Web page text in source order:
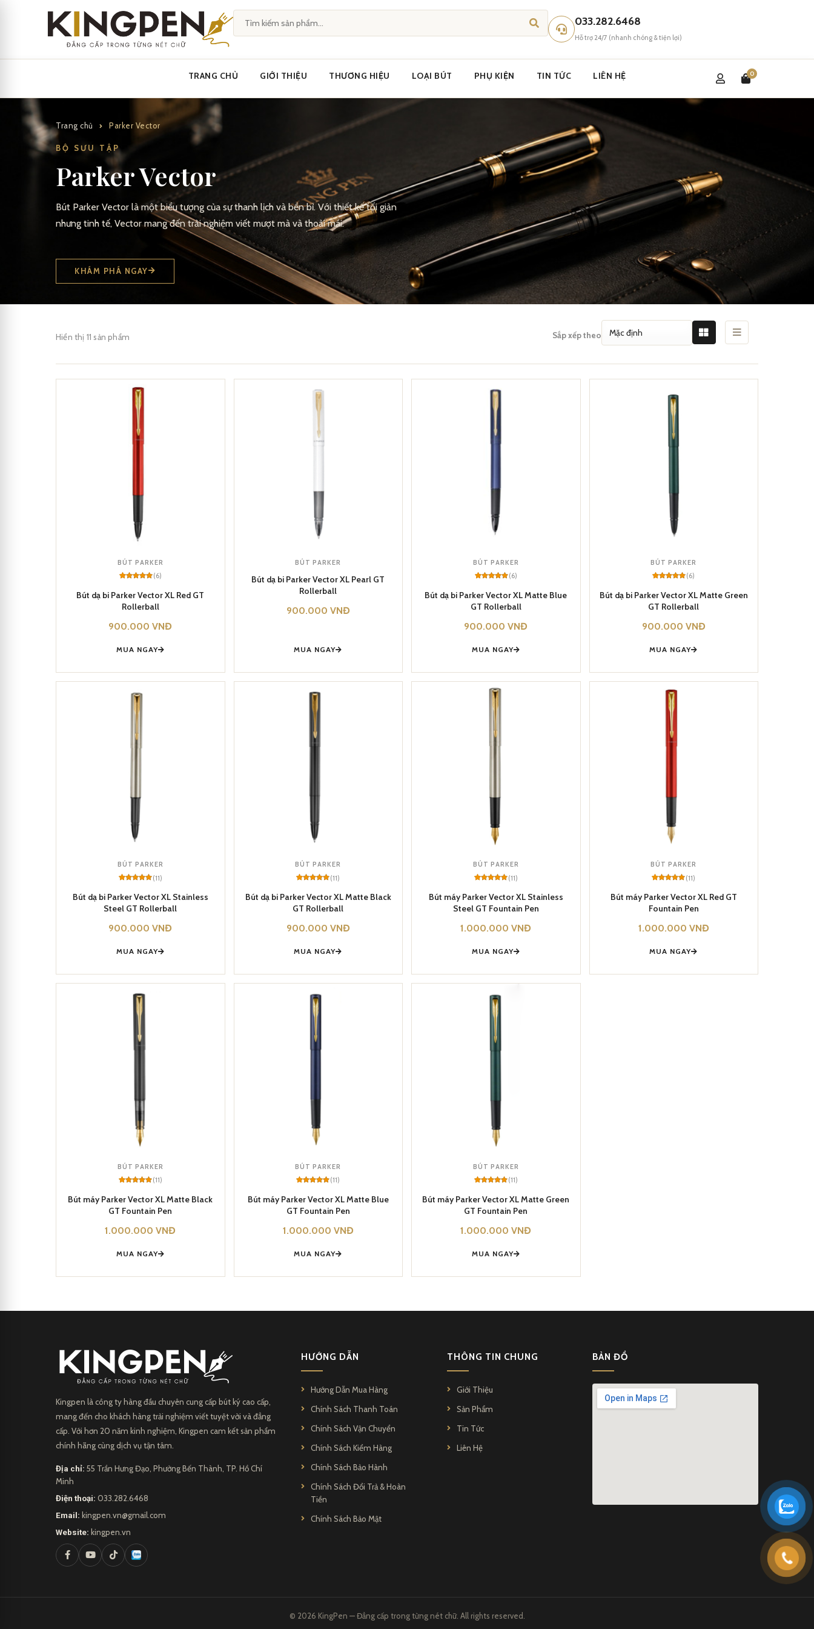
033.282.6468
Hỗ trợ 24/7 (nhanh chóng & tiện lợi)
TRANG CHỦ GIỚI THIỆU THƯƠNG HIỆU LOẠI BÚT PHỤ KIỆN TIN TỨC LIÊN HỆ 0
Trang chủ Parker Vector
BỘ SƯU TẬP
Parker Vector
Bút Parker Vector là một biểu tượng của sự thanh lịch và bền bỉ. Với thiết kế tối giản
nhưng tinh tế, Vector mang đến trải nghiệm viết mượt mà và thoải mái.
KHÁM PHÁ NGAY
Hiển thị 11 sản phẩm Sắp xếp theo
BÚT PARKER
out of 5
based on
customer
(6)
Bút dạ bi Parker Vector XL Red GT
Rollerball
900.000VNĐ
MUA NGAY
BÚT PARKER
Bút dạ bi Parker Vector XL Pearl GT
Rollerball
900.000 VNĐ
MUA NGAY
BÚT PARKER
out of 5
based on
customer
(6)
Bút dạ bi Parker Vector XL Matte Blue
GT Rollerball
900.000VNĐ
MUA NGAY
BÚT PARKER
out of 5
based on
customer
(6)
Bút dạ bi Parker Vector XL Matte Green
GT Rollerball
900.000 VNĐ
MUA NGAY
BÚT PARKER
out of 5
based on
customer
(11)
Bút dạ bi Parker Vector XL Stainless
Steel GT Rollerball
900.000VNĐ
MUA NGAY
BÚT PARKER
out of 5
based on
customer
(11)
Bút dạ bi Parker Vector XL Matte Black
GT Rollerball
900.000 VNĐ
MUA NGAY
BÚT PARKER
out of 5
based on
customer
(11)
Bút máy Parker Vector XL Stainless
Steel GT Fountain Pen
1.000.000VNĐ
MUA NGAY
BÚT PARKER
out of 5
based on
customer
(11)
Bút máy Parker Vector XL Red GT
Fountain Pen
1.000.000 VNĐ
MUA NGAY
BÚT PARKER
out of 5
based on
customer
(11)
Bút máy Parker Vector XL Matte Black
GT Fountain Pen
1.000.000VNĐ
MUA NGAY
BÚT PARKER
out of 5
based on
customer
(11)
Bút máy Parker Vector XL Matte Blue
GT Fountain Pen
1.000.000 VNĐ
MUA NGAY
BÚT PARKER
out of 5
based on
customer
(11)
Bút máy Parker Vector XL Matte Green
GT Fountain Pen
1.000.000VNĐ
MUA NGAY
Kingpen là công ty hàng đầu chuyên cung cấp bút ký cao cấp,
mang đến cho khách hàng trải nghiệm viết tuyệt vời và đẳng
cấp. Với hơn 20 năm kinh nghiệm, Kingpen cam kết sản phẩm
chính hãng cùng dịch vụ tận tâm.
Địa chỉ: 55 Trần Hưng Đạo, Phường Bến Thành, TP. Hồ Chí
Minh
Điện thoại: 033.282.6468
Email: kingpen.vn@gmail.com
Website: kingpen.vn
HƯỚNG DẪN
Hướng Dẫn Mua Hàng
Chính Sách Thanh Toán
Chính Sách Vận Chuyển
Chính Sách Kiểm Hàng
Chính Sách Bảo Hành
Chính Sách Đổi Trả & Hoàn
Tiền
Chính Sách Bảo Mật
THÔNG TIN CHUNG
Giới Thiệu
Sản Phẩm
Tin Tức
Liên Hệ
BẢN ĐỒ
© 2026 KingPen — Đẳng cấp trong từng nét chữ. All rights reserved.